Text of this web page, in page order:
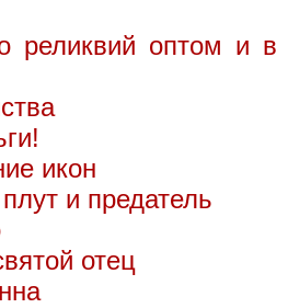
реликвий оптом и в
икон
и предатель
отец